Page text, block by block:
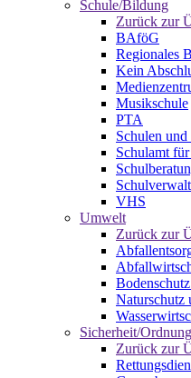
Schule/Bildung
Zurück zur
BAföG
Regionales
Kein
Musikschule
PTA
Schulen
Schulamt
VHS
Umwelt
Zurück zur
Naturschutz
Sicherheit/Ordnung
Zurück zur